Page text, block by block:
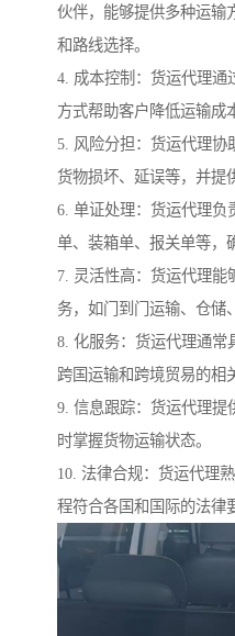
伙伴，能够提供多种运输
和路线选择。
4. 成本控制：货运代理通
方式帮助客户降低运输成
5. 风险分担：货运代理协
货物损坏、延误等，并提
6. 单证处理：货运代理负
单、装箱单、报关单等，
7. 灵活性高：货运代理能
务，如门到门运输、仓储
8. 化服务：货运代理通常
跨国运输和跨境贸易的相
9. 信息跟踪：货运代理提
时掌握货物运输状态。
10. 法律合规：货运代理
程符合各国和国际的法律